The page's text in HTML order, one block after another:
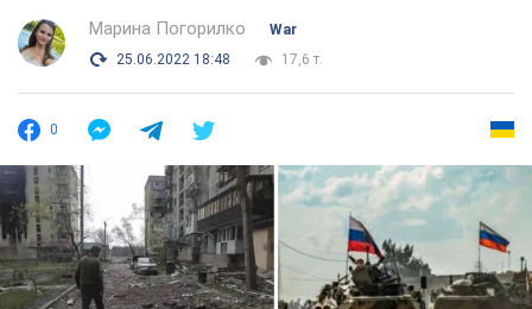
Марина Погорилко
War
25.06.2022 18:48
17,6 т.
0